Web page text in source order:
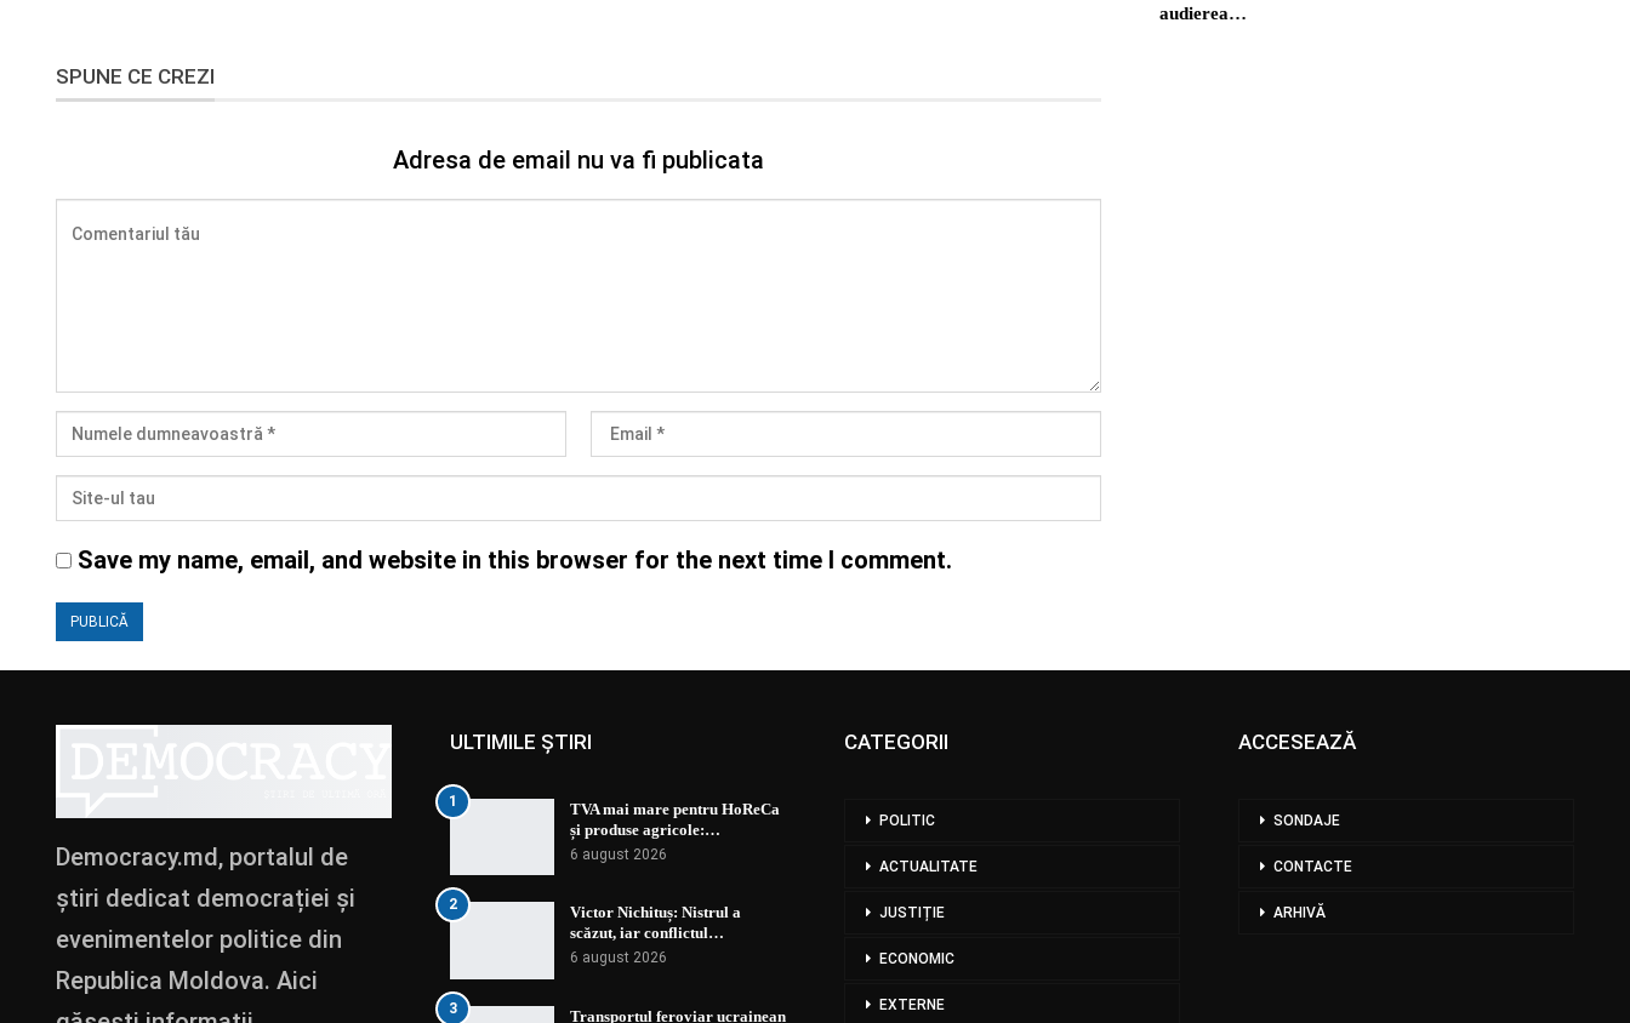
SPUNE CE CREZI
Adresa de email nu va fi publicata
Save my name, email, and website in this browser for the next time I comment.
audierea…
Democracy.md, portalul de
știri dedicat democrației și
evenimentelor politice din
Republica Moldova. Aici
ULTIMILE ȘTIRI
1
TVA mai mare pentru HoReCa
și produse agricole:…
6 august 2026
2
Victor Nichituș: Nistrul a
scăzut, iar conflictul…
6 august 2026
3 Transportul feroviar ucrainean
CATEGORII
POLITIC
ACTUALITATE
JUSTIȚIE
ECONOMIC
EXTERNE
ACCESEAZĂ
SONDAJE
CONTACTE
ARHIVĂ